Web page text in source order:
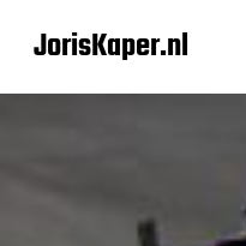
JorisKaper.nl